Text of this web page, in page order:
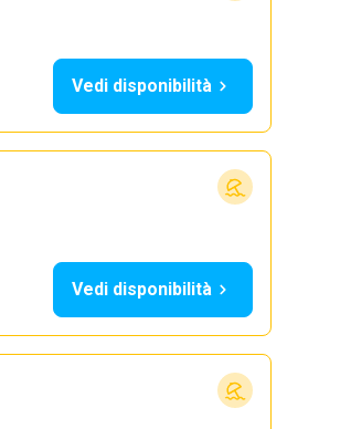
Vedi disponibilità
Vedi disponibilità